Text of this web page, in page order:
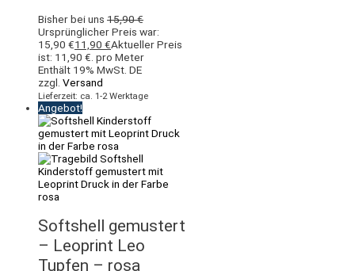
Bisher bei uns 15,90€
Ursprünglicher Preis war:
15,90 €11,90 €Aktueller Preis
ist: 11,90 €. pro Meter
Enthält 19% MwSt. DE
zzgl. Versand
Lieferzeit: ca. 1-2 Werktage
Angebot!
Softshell gemustert
– Leoprint Leo
Tupfen – rosa